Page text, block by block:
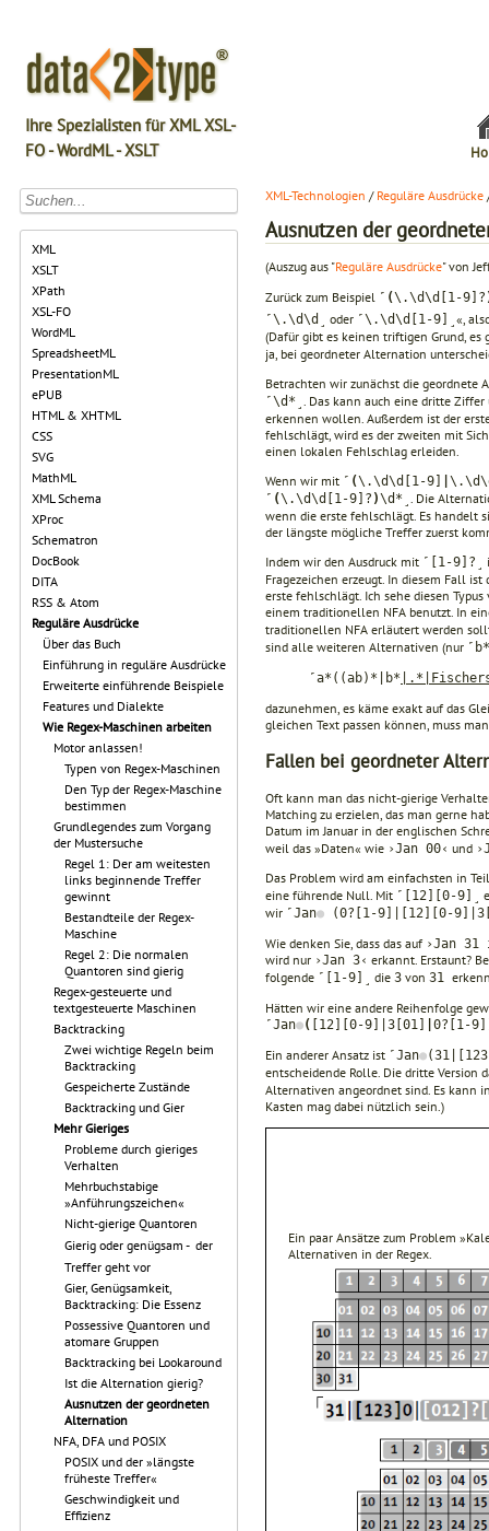
Ihre Spezialisten für XML XSL-
FO - WordML - XSLT
XML
XSLT
XPath
XSL-FO
WordML
SpreadsheetML
PresentationML
ePUB
HTML & XHTML
CSS
SVG
MathML
XML Schema
XProc
Schematron
DocBook
DITA
RSS & Atom
Reguläre Ausdrücke
Über das Buch
Einführung in reguläre Ausdrücke
Erweiterte einführende Beispiele
Features und Dialekte
Wie Regex-Maschinen arbeiten
Motor anlassen!
Typen von Regex-Maschinen
Den Typ der Regex-Maschine
bestimmen
Grundlegendes zum Vorgang
der Mustersuche
Regel 1: Der am weitesten
links beginnende Treffer
gewinnt
Bestandteile der Regex-
Maschine
Regel 2: Die normalen
Quantoren sind gierig
Regex-gesteuerte und
textgesteuerte Maschinen
Backtracking
Zwei wichtige Regeln beim
Backtracking
Gespeicherte Zustände
Backtracking und Gier
Mehr Gieriges
Probleme durch gieriges
Verhalten
Mehrbuchstabige
»Anführungszeichen«
Nicht-gierige Quantoren
Gierig oder genügsam -  der
Treffer geht vor
Gier, Genügsamkeit,
Backtracking: Die Essenz
Possessive Quantoren und
atomare Gruppen
Backtracking bei Lookaround
Ist die Alternation gierig?
Ausnutzen der geordneten
Alternation
NFA, DFA und POSIX
POSIX und der »längste
früheste Treffer«
Geschwindigkeit und
Effizienz
XML-Technologien / Reguläre Ausdrücke
Ausnutzen der
(Auszug aus "Reguläre Ausdrücke" von
Zurück zum Beispiel ˹ (\.\d\d[1-9]?
˹\.\d\d˼
oder ˹\.\d\d[1-9]˼ «,
(Dafür gibt es keinen triftigen Grund,
ja, bei geordneter Alternation
Betrachten wir zunächst die geordnete
˹\d*˼
. Das kann auch eine dritte
erkennen wollen. Außerdem ist der
fehlschlägt, wird es der zweiten mit
einen lokalen Fehlschlag erleiden.
Wenn wir mit ˹ (\.\d\d[1-9]
˹ (\.\d\d[1-9]? )\d*˼
. Die
wenn die erste fehlschlägt. Es handelt
der längste mögliche Treffer zuerst
Indem wir den Ausdruck mit ˹[1-9]?˼
Fragezeichen erzeugt. In diesem Fall
erste fehlschlägt. Ich sehe diesen
einem traditionellen NFA benutzt. In
traditionellen NFA erläutert werden
sind alle weiteren Alternativen (nur
˹a*((ab)*|b*
dazunehmen, es käme exakt auf das
gleichen Text passen können, muss
Fallen bei geordneter
Oft kann man das nicht-gierige
Matching zu erzielen, das man gerne
Datum im Januar in der englischen
weil das »Daten« wie ›Jan 00‹ und
Das Problem wird am einfachsten in
eine führende Null. Mit ˹[12][0-9]˼
wir ˹Jan● (0?[1-9]|[12][0-
Wie denken Sie, dass das auf ›Jan
wird nur ›Jan 3‹ erkannt. Erstaunt?
folgende ˹[1-9]˼ die 3 von 31
Hätten wir eine andere Reihenfolge
˹Jan●( [12][0-9]|3[01] 0?[1-9]
Ein anderer Ansatz ist ˹Jan●
entscheidende Rolle. Die dritte Version
Alternativen angeordnet sind. Es kann
Kasten mag dabei nützlich sein.)
Ein paar Ansätze zum Problem
Alternativen in der Regex.